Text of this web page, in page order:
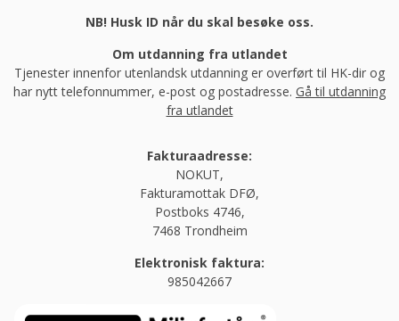
NB! Husk ID når du skal besøke oss.
Om utdanning fra utlandet
Tjenester innenfor utenlandsk utdanning er overført til HK-dir og
har nytt telefonnummer, e-post og postadresse. Gå til utdanning
fra utlandet
Fakturaadresse:
NOKUT,
Fakturamottak DFØ,
Postboks 4746,
7468 Trondheim
Elektronisk faktura:
985042667